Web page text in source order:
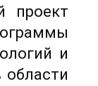
проект
и
области